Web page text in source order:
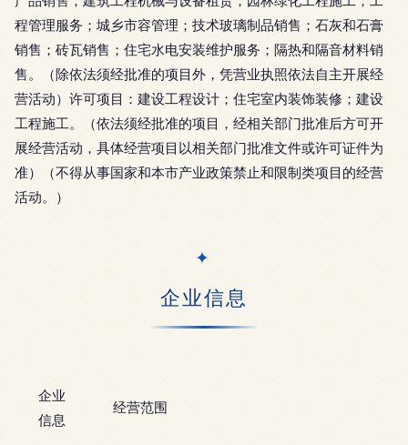
程管理服务；城乡市容管理；技术玻璃制品销售；石灰和石膏
销售；砖瓦销售；住宅水电安装维护服务；隔热和隔音材料销
售。（除依法须经批准的项目外，凭营业执照依法自主开展经
营活动）许可项目：建设工程设计；住宅室内装饰装修；建设
工程施工。（依法须经批准的项目，经相关部门批准后方可开
展经营活动，具体经营项目以相关部门批准文件或许可证件为
准）（不得从事国家和本市产业政策禁止和限制类项目的经营
活动。）
企业信息
企业
信息
经营范围